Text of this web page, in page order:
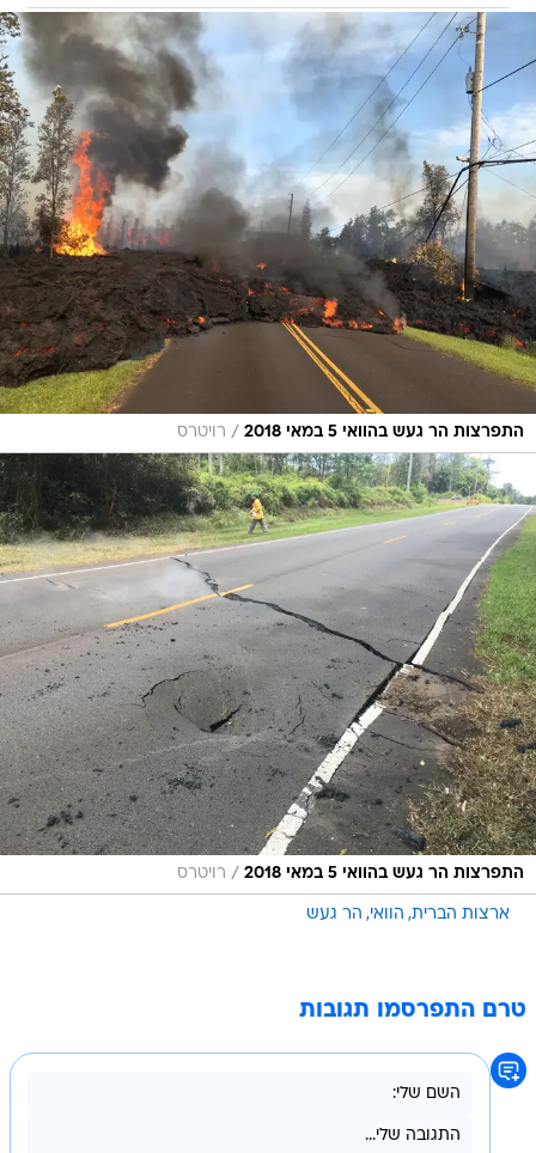
התפרצות הר געש בהוואי 5 במאי 2018 / רויטרס
התפרצות הר געש בהוואי 5 במאי 2018 / רויטרס
ארצות הברית הוואי הר געש
טרם התפרסמו תגובות